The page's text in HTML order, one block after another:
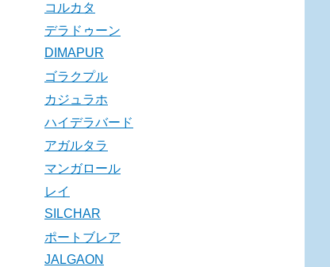
コルカタ
デラドゥーン
DIMAPUR
ゴラクプル
カジュラホ
ハイデラバード
アガルタラ
マンガロール
レイ
SILCHAR
ポートブレア
JALGAON